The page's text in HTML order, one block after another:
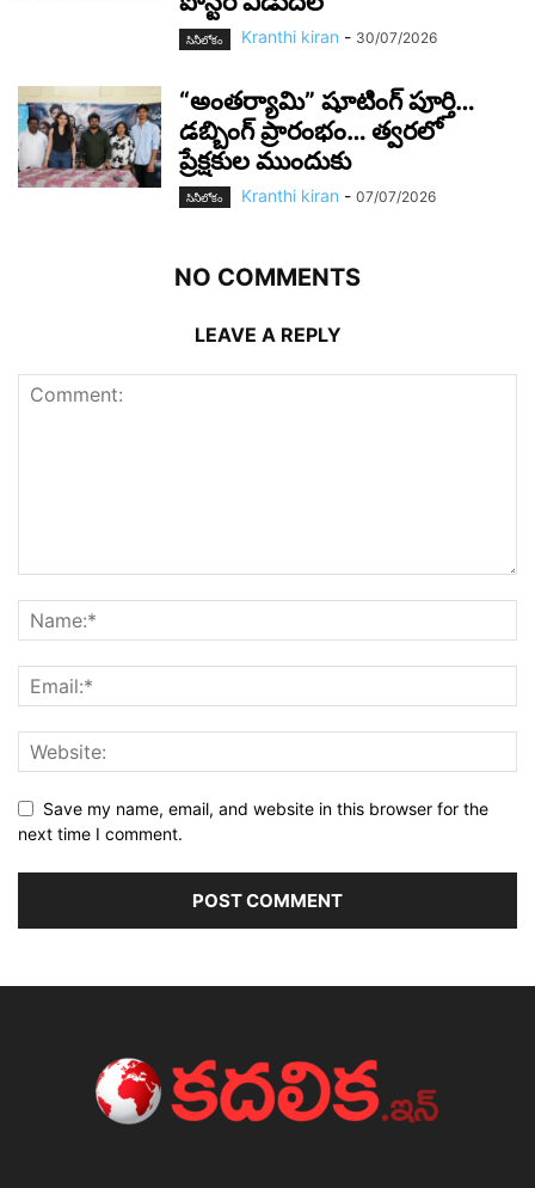
సినీలోకం Kranthi kiran - 30/07/2026
“అంతర్యామి” షూటింగ్ పూర్తి…
డబ్బింగ్ ప్రారంభం… త్వరలో
ప్రేక్షకుల ముందుకు
సినీలోకం Kranthi kiran - 07/07/2026
NO COMMENTS
LEAVE A REPLY
Save my name, email, and website in this browser for the
next time I comment.